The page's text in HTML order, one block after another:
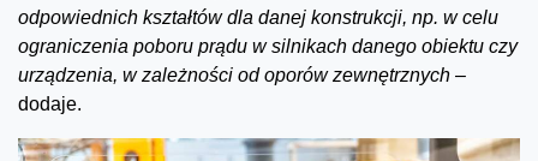
odpowiednich kształtów dla danej konstrukcji, np. w celu
ograniczenia poboru prądu w silnikach danego obiektu czy
urządzenia, w zależności od oporów zewnętrznych –
dodaje.